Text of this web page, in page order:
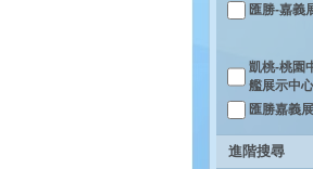
匯勝-嘉義
凱桃-桃園
艦展示中
匯勝嘉義
進階搜尋